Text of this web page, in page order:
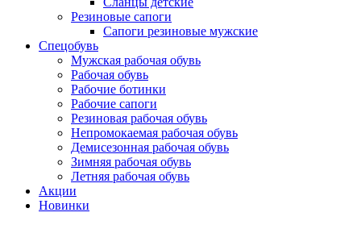
Резиновые сапоги
Сапоги резиновые мужские
Спецобувь
Мужская рабочая обувь
Рабочая обувь
Рабочие ботинки
Рабочие сапоги
Резиновая рабочая обувь
Непромокаемая рабочая обувь
Демисезонная рабочая обувь
Зимняя рабочая обувь
Летняя рабочая обувь
Акции
Новинки